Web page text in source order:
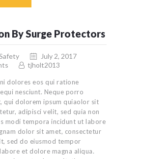
By Surge Protectors
July 2, 2017
tjholt2013
dolores eos qui ratione
nesciunt. Neque porro
qui dolorem ipsum quiaolor sit
adipisci velit, sed quia non
modi tempora incidunt ut labore
dolor sit amet, consectetur
sed do eiusmod tempor
et dolore magna aliqua.